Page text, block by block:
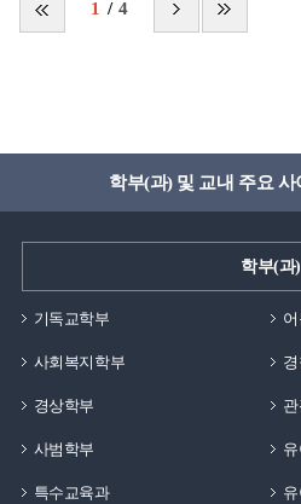
1 4
학부(과) 및 교내 주요 사
학부(과)
기독교학부
사회복지학부
경상학부
사범학부
특수교육과